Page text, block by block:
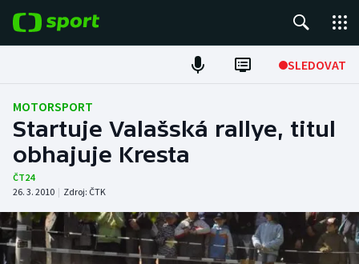
SLEDOVAT
Fotbal
Hokej
Tenis
Atletika
Cyklistika
MOTORSPORT
Startuje Valašská rallye, titul
obhajuje Kresta
ČT24
26. 3. 2010 | Zdroj: ČTK